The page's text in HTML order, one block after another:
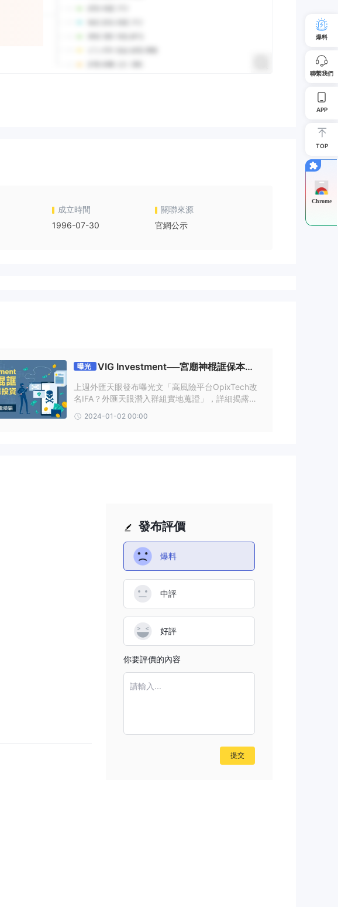
成立時間
1996-07-30
關聯來源
官網公示
曝光
VIG Investment──宮廟神棍誆保本獲
利誘投資，平台倒閉重開OpixTech繼續騙
上週外匯天眼發布曝光文「高風險平台OpixTech改
名IFA？外匯天眼潛入群組實地蒐​證」，詳細揭露該
個關聯平台IFA與VIG Investment。
2024-01-02 00:00
發布評價
爆料
中評
好評
你要評價的內容
請輸入...
提交
爆料
聯繫我們
APP
TOP
Chrome